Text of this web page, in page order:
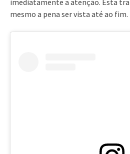
imediatamente a atenção. Esta
mesmo a pena ser vista até ao fim.